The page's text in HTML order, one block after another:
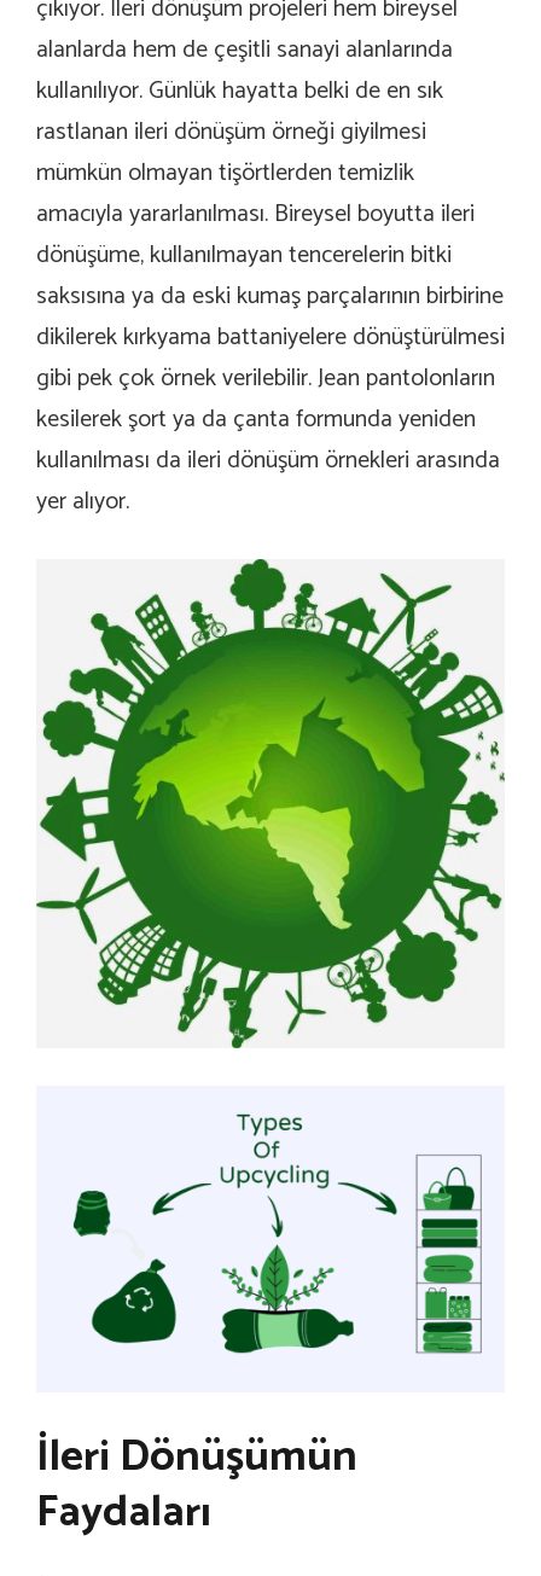
çıkıyor. İleri dönüşüm projeleri hem bireysel
alanlarda hem de çeşitli sanayi alanlarında
kullanılıyor. Günlük hayatta belki de en sık
rastlanan ileri dönüşüm örneği giyilmesi
mümkün olmayan tişörtlerden temizlik
amacıyla yararlanılması. Bireysel boyutta ileri
dönüşüme, kullanılmayan tencerelerin bitki
saksısına ya da eski kumaş parçalarının birbirine
dikilerek kırkyama battaniyelere dönüştürülmesi
gibi pek çok örnek verilebilir. Jean pantolonların
kesilerek şort ya da çanta formunda yeniden
kullanılması da ileri dönüşüm örnekleri arasında
yer alıyor.
İleri Dönüşümün
Faydaları